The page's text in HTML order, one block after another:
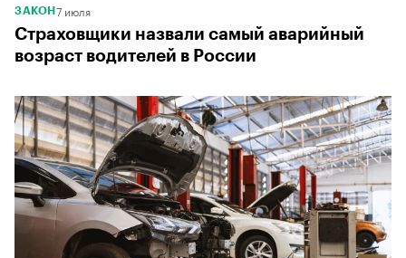
ЗАКОН 7 июля
Страховщики назвали самый аварийный
возраст водителей в России